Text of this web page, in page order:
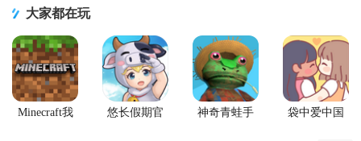
大家都在玩
Minecraft我
悠长假期官
神奇青蛙手
袋中爱中国